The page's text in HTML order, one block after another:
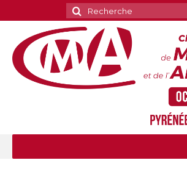
Rechercher
: